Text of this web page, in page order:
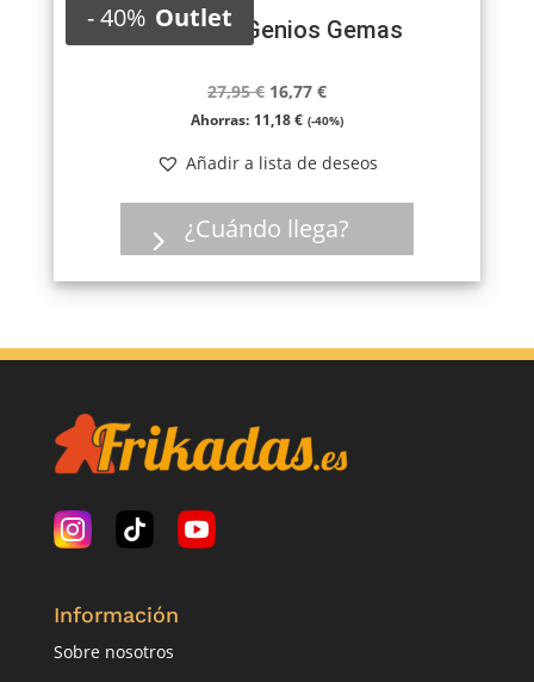
-40% Outlet
Batalla de Genios Gemas
27,95€ El
precio
era:
27,95 €.
16,77 €El
precio
es:
16,77 €.
Ahorras: 11,18€ (-40%)
Añadir a lista de deseos
¿Cuándo llega?
Información
Sobre nosotros